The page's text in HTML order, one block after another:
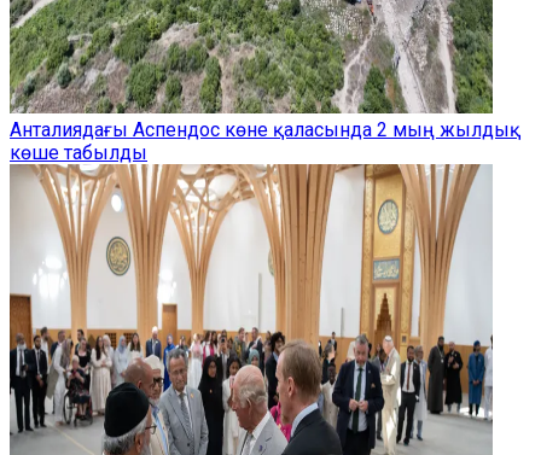
Анталиядағы Аспендос көне қаласында 2 мың жылдық
көше табылды